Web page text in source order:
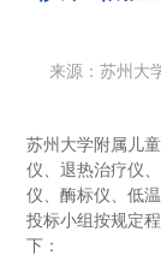
来源：苏州大
苏州大学附属儿
仪、退热治疗仪
仪、酶标仪、低
投标小组按规定
下：